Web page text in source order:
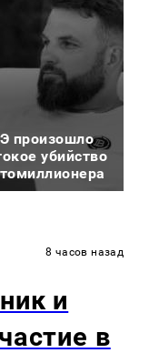
произошло
убийство
8 часов назад
и
в